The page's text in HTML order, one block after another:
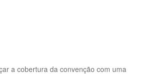
a cobertura da convenção com uma